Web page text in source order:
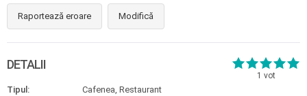
Raportează eroare Modifică
1 vot
DETALII
Tipul:
Cafenea, Restaurant